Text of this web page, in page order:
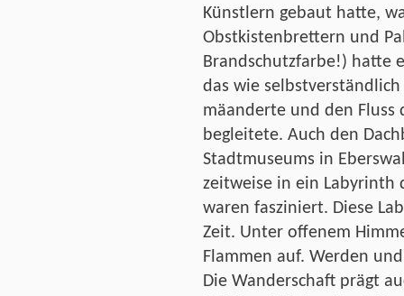
Künstlern gebaut hatte,
Obstkistenbrettern und
Brandschutzfarbe!) hatte
das wie
mäanderte und den
begleitete. Auch den
Stadtmuseums in
zeitweise in ein Labyrinth
waren fasziniert. Diese
Zeit. Unter offenem
Flammen auf. Werden
Die Wanderschaft prägt